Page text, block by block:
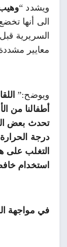
ويشدد “
الى أنها
السريرية
معايير
ويوضح:”
أطفالنا من
تحدث بعض
درجة
التغلب على
استخدام
في مواجهة